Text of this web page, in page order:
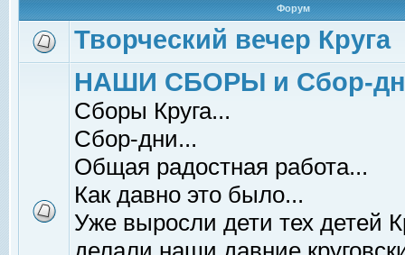
Форум
Творческий вечер Круга
НАШИ СБОРЫ и Сбор-
Сборы Круга...
Сбор-дни...
Общая радостная работа...
Как давно это было...
Уже выросли дети тех детей